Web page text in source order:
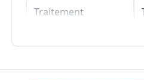
Traitement
Traitement